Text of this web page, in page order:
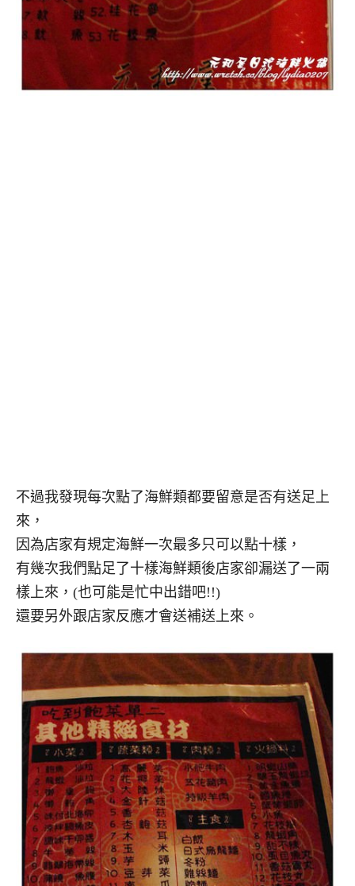
不過我發現每次點了海鮮類都要留意是否有送足上
來，
因為店家有規定海鮮一次最多只可以點十樣，
有幾次我們點足了十樣海鮮類後店家卻漏送了一兩
樣上來，(也可能是忙中出錯吧!!)
還要另外跟店家反應才會送補送上來。